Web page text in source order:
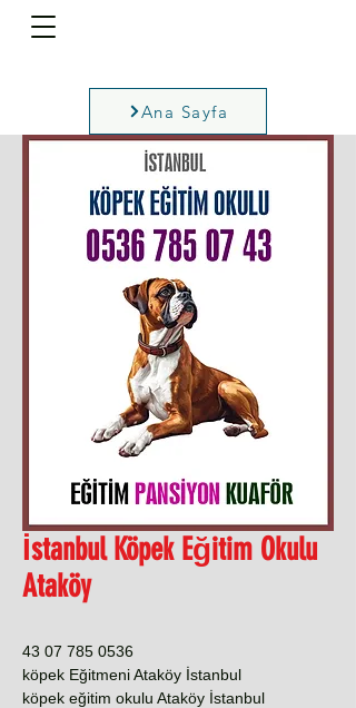
Ana Sayfa
İstanbul Köpek Eğitim Okulu
Ataköy
0536 785 07 43
köpek Eğitmeni Ataköy İstanbul
köpek eğitim okulu Ataköy İstanbul